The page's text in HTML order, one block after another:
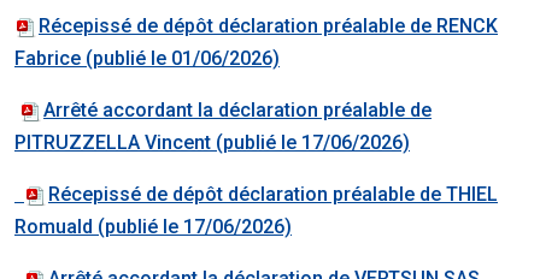
Récepissé de dépôt déclaration préalable de RENCK
Fabrice (publié le 01/06/2026)
Arrêté accordant la déclaration préalable de
PITRUZZELLA Vincent (publié le 17/06/2026)
Récepissé de dépôt déclaration préalable de THIEL
Romuald (publié le 17/06/2026)